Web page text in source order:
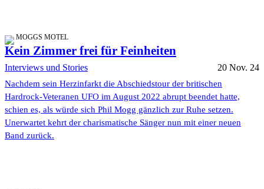
MOGGS MOTEL
Kein Zimmer frei für Feinheiten
Interviews und Stories 20 Nov. 24
Nachdem sein Herzinfarkt die Abschiedstour der britischen
Hardrock-Veteranen UFO im August 2022 abrupt beendet hatte,
schien es, als würde sich Phil Mogg gänzlich zur Ruhe setzen.
Unerwartet kehrt der charismatische Sänger nun mit einer neuen
Band zurück.